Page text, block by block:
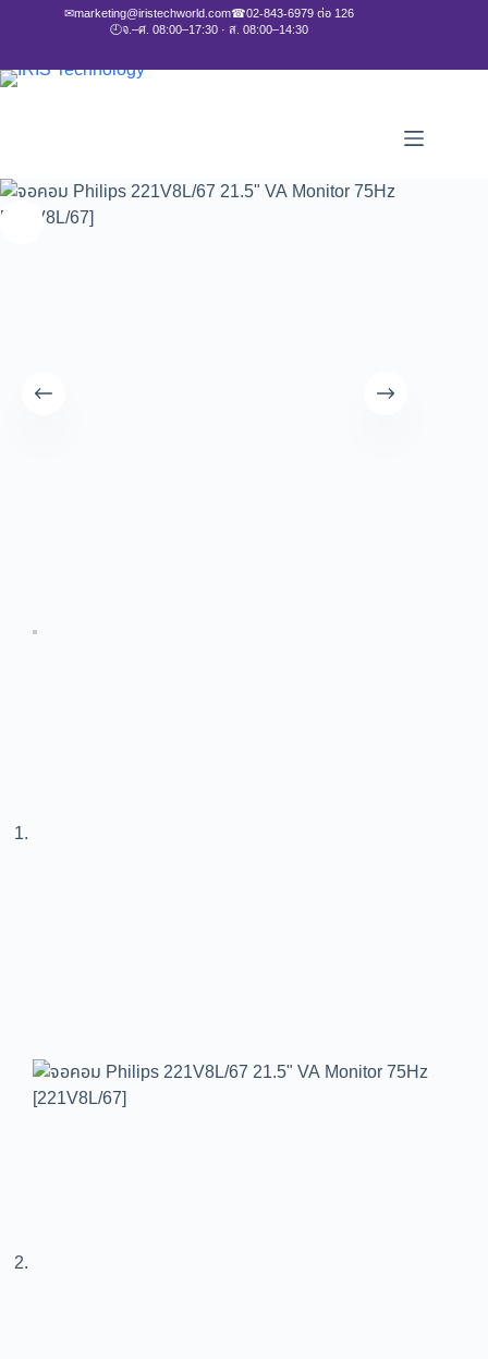
✉marketing@iristechworld.com☎02-843-6979 ต่อ 126
🕘จ.–ศ. 08:00–17:30 · ส. 08:00–14:30